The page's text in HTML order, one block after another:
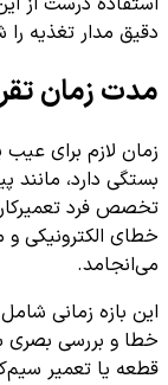
دقیق مدار تغذیه را
مدت زمان
بستگی دارد، مانند
تخصص فرد
خطای الکترونیکی و
می‌انجامد.
این بازه زمانی
خطا و بررسی
قطعه یا تعمیر